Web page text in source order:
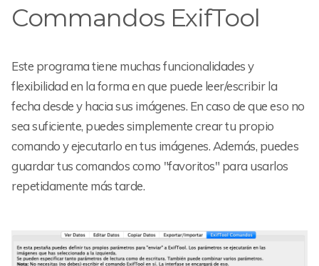
Commandos ExifTool
Este programa tiene muchas funcionalidades y
flexibilidad en la forma en que puede leer/escribir la
fecha desde y hacia sus imágenes. En caso de que eso no
sea suficiente, puedes simplemente crear tu propio
comando y ejecutarlo en tus imágenes. Además, puedes
guardar tus comandos como "favoritos" para usarlos
repetidamente más tarde.